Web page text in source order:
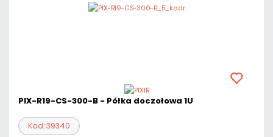
PIX-R19-CS-300-B - Półka doczołowa 1U
Kod: 39340